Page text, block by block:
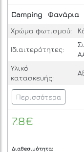
Camping Φανάρια
Χρώμα φωτισμού:
Ιδιαιτερότητες:
Υλικό
κατασκευής:
Περισσότερα
7.8€
Διαθεσιμότητα: